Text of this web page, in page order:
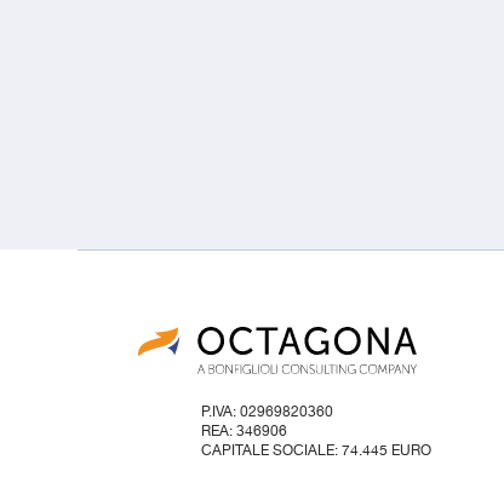
P.IVA: 02969820360
REA: 346906
CAPITALE SOCIALE: 74.445 EURO